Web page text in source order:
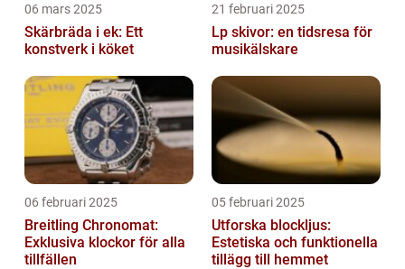
06 mars 2025
Skärbräda i ek: Ett
konstverk i köket
21 februari 2025
Lp skivor: en tidsresa för
musikälskare
06 februari 2025
Breitling Chronomat:
Exklusiva klockor för alla
tillfällen
05 februari 2025
Utforska blockljus:
Estetiska och funktionella
tillägg till hemmet